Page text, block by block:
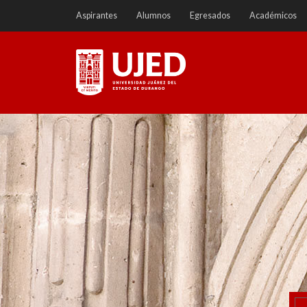
a
Aspirantes Alumnos Egresados Académicos
Universidad Juárez del
Estado de Durango